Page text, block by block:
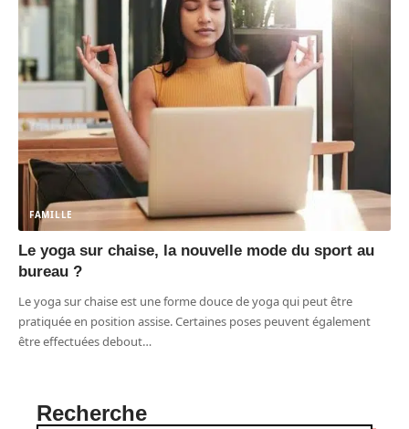
FAMILLE
Le yoga sur chaise, la nouvelle mode du sport au
bureau ?
Le yoga sur chaise est une forme douce de yoga qui peut être
pratiquée en position assise. Certaines poses peuvent également
être effectuées debout…
Recherche